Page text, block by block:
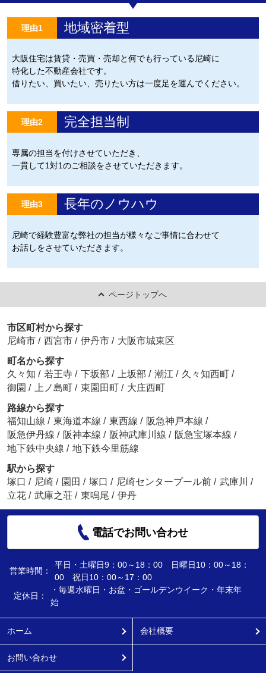
理由1 地域密着型
大阪住宅は賃貸・売買・売却と何でも行っている尼崎に
特化した不動産会社です。
借りたい、買いたい、売りたい方は一度足を運んでください。
理由2 完全担当制
専属の担当を付けさせていただき、
一貫して1対1のご相談をさせていただきます。
理由3 長年のノウハウ
尼崎で経験豊富な弊社の担当が様々なご事情に合わせて
お話しをさせていただきます。
ページトップへ
市区町村から探す
尼崎市 / 西宮市 / 伊丹市 / 大阪市城東区
町名から探す
久々知 / 若王寺 / 下坂部 / 上坂部 / 潮江 / 久々知西町 /
御園 / 上ノ島町 / 東園田町 / 大庄西町
路線から探す
福知山線 / 東海道本線 / 東西線 / 阪急神戸本線 /
阪急伊丹線 / 阪神本線 / 阪神武庫川線 / 阪急宝塚本線 /
地下鉄中央線 / 地下鉄今里筋線
駅から探す
塚口 / 尼崎 / 園田 / 塚口 / 尼崎センタープール前 / 武庫川
/
立花 / 武庫之荘 / 東鳴尾 / 伊丹
電話でお問い合わせ
営業時間：
平日・土曜日9：00～18：00 日曜日10：00～18：
00 祝日10：00～17：00
定休日：
・毎週水曜日・お盆・ゴールデンウイーク・年末年
始
ホーム 会社概要
お問い合わせ